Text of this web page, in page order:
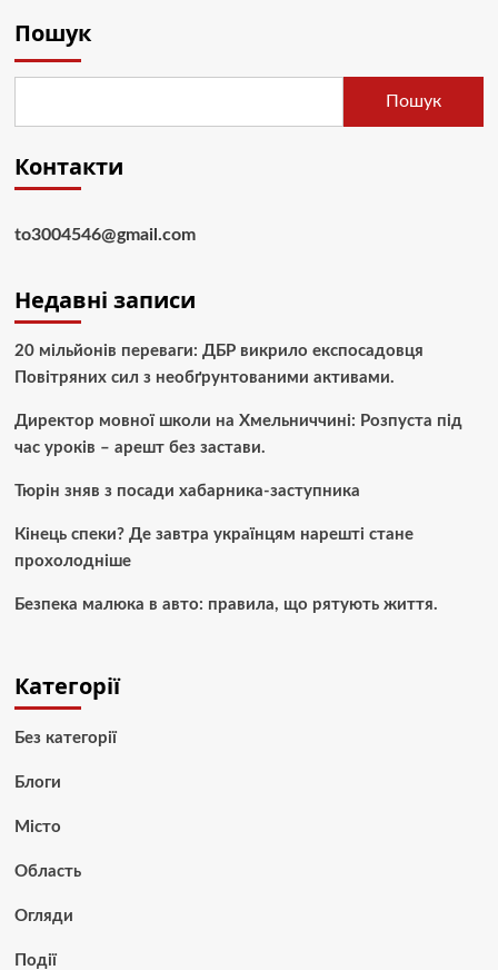
Пошук
Пошук
Контакти
to3004546@gmail.com
Недавні записи
20 мільйонів переваги: ДБР викрило експосадовця
Повітряних сил з необґрунтованими активами.
Директор мовної школи на Хмельниччині: Розпуста під
час уроків – арешт без застави.
Тюрін зняв з посади хабарника-заступника
Кінець спеки? Де завтра українцям нарешті стане
прохолодніше
Безпека малюка в авто: правила, що рятують життя.
Категорії
Без категорії
Блоги
Місто
Область
Огляди
Події